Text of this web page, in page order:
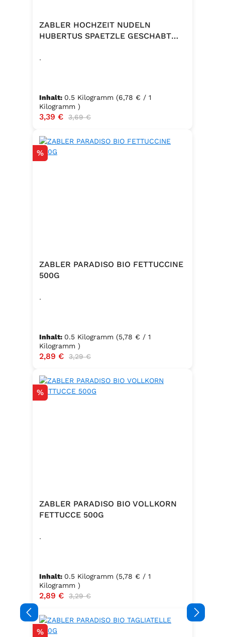
ZABLER HOCHZEIT NUDELN
HUBERTUS SPAETZLE GESCHABT
.
Inhalt: 0.5 Kilogramm (6,78 € / 1
Kilogramm )
Verkaufspreis:
3,39 € Regulärer Preis:
3,69 €
Rabatt
%
ZABLER PARADISO BIO FETTUCCINE
500G
.
Inhalt: 0.5 Kilogramm (5,78 € / 1
Kilogramm )
Verkaufspreis:
2,89 € Regulärer Preis:
3,29 €
Rabatt
%
ZABLER PARADISO BIO VOLLKORN
FETTUCCE 500G
.
Inhalt: 0.5 Kilogramm (5,78 € / 1
Kilogramm )
Verkaufspreis:
2,89 € Regulärer Preis:
3,29 €
Rabatt
%